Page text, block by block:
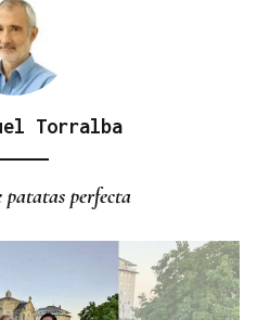
Torralba
perfecta